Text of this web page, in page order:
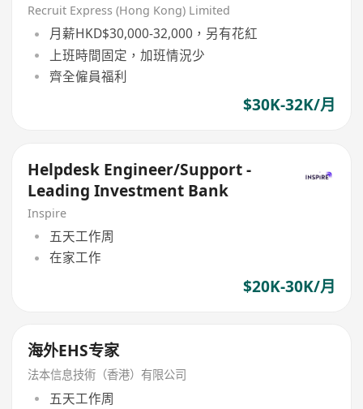
Recruit Express (Hong Kong) Limited
月薪HKD$30,000-32,000，另有花紅
上班時間固定，加班情況少
齊全僱員福利
$30K-32K/月
Helpdesk Engineer/Support -
Leading Investment Bank
Inspire
五天工作周
在家工作
$20K-30K/月
海外EHS专家
法本信息技術（香港）有限公司
五天工作周